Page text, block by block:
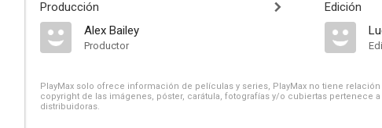
Producción
Alex Bailey
Productor
Edición
PlayMax solo ofrece información de películas y series, PlayMax no tiene
copyright de las imágenes, póster, carátula, fotografías y/o cubiertas pertenece
distribuidoras.